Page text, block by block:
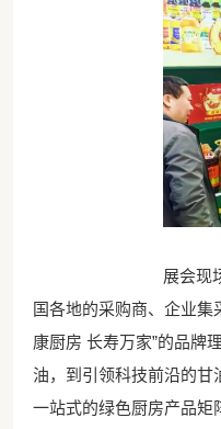
展会现
国各地的采购商、企业集
康厨房 长寿万家”的品牌
油，到引领科技前沿的甘
一站式的绿色厨房产品矩